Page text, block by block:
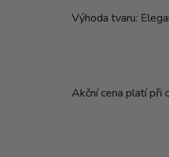
Výhoda tvaru:
Akční cena platí při